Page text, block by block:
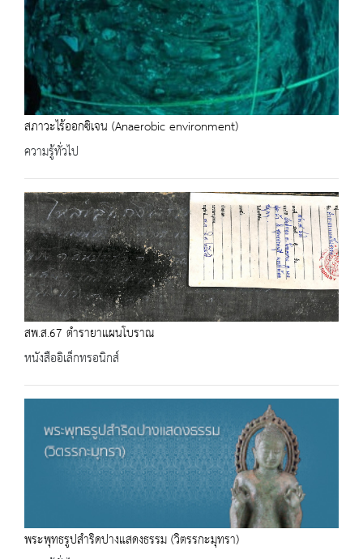
สภาวะไร้ออกซิเจน (Anaerobic environment)
ความรู้ทั่วไป
สพ.ส.67 ตำรายาแผนโบราณ
หนังสืออิเล็กทรอนิกส์
พระพุทธรูปสำริดปางแสดงธรรม (วิตรรกะมุทรา)